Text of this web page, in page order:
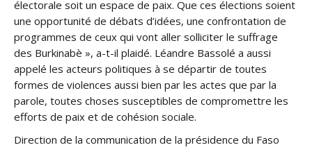
électorale soit un espace de paix. Que ces élections soient
une opportunité de débats d’idées, une confrontation de
programmes de ceux qui vont aller solliciter le suffrage
des Burkinabè », a-t-il plaidé. Léandre Bassolé a aussi
appelé les acteurs politiques à se départir de toutes
formes de violences aussi bien par les actes que par la
parole, toutes choses susceptibles de compromettre les
efforts de paix et de cohésion sociale.
Direction de la communication de la présidence du Faso